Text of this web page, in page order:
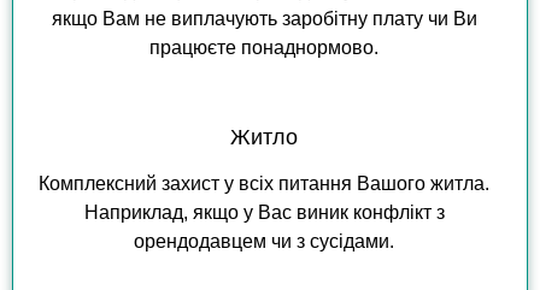
якщо Вам не виплачують заробітну плату чи Ви
працюєте понаднормово.
Житло
Комплексний захист у всіх питання Вашого житла.
Наприклад, якщо у Вас виник конфлікт з
орендодавцем чи з сусідами.